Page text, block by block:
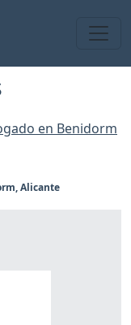
en Benidorm
Alicante